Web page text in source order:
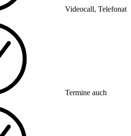
Videocall, Telefonat
Termine auch